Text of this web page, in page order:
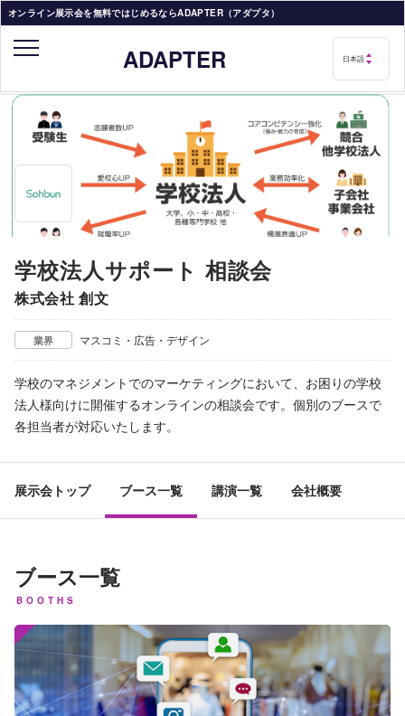
オンライン展示会を無料ではじめるならADAPTER（アダプタ）
ADAPTER
学校法人サポート 相談会
株式会社 創文
業界 マスコミ・広告・デザイン
学校のマネジメントでのマーケティングにおいて、お困りの学校
法人様向けに開催するオンラインの相談会です。個別のブースで
各担当者が対応いたします。
展示会トップ ブース一覧 講演一覧 会社概要
ブース一覧
BOOTHS